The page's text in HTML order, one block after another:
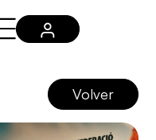
Volver